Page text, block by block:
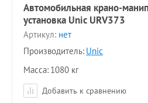
Автомобильная крано-
установка Unic URV373
Артикул: нет
Производитель: Unic
Масса 1080 кг
Добавить к сравнению